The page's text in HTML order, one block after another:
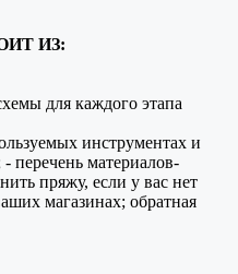
ИЗ:
для каждого этапа
инструментах и
перечень материалов-
пряжу, если у вас нет
магазинах; обратная